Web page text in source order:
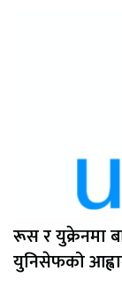
रूस र युक्रेनमा
युनिसेफको